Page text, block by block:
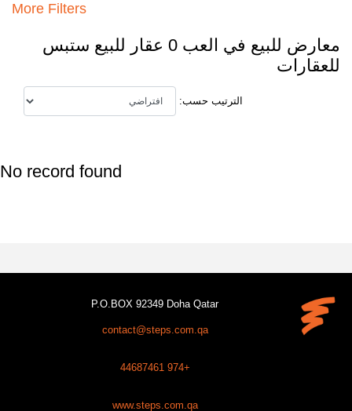
More Filters
معارض للبيع في العب 0 عقار للبيع ستبس
للعقارات
الترتيب حسب:
No record found
P.O.BOX 92349 Doha Qatar
contact@steps.com.qa
+974 44687461
www.steps.com.qa